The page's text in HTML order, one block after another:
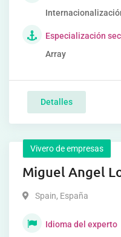
Especialización
Array
Detalles
Vivero de empresas
Miguel Angel
Spain, España
Idioma del experto